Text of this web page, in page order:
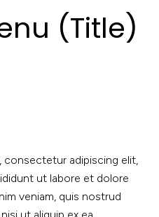
(Title)
consectetur adipiscing elit,
ut labore et dolore
veniam, quis nostrud